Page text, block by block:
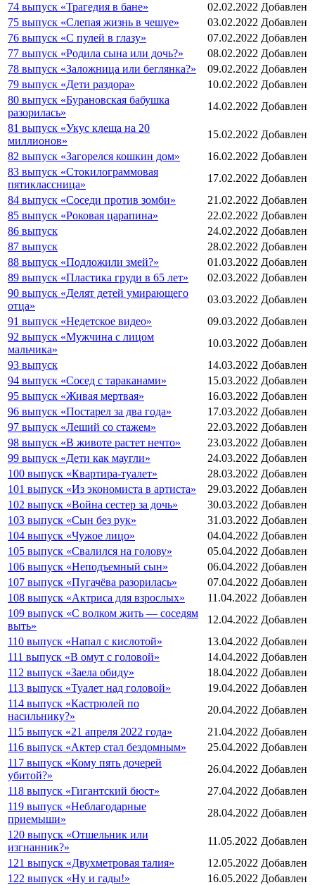
74 выпуск «Трагедия в бане» 02.02.2022 Добавлен
75 выпуск «Слепая жизнь в чешуе»
03.02.2022 Добавлен
76 выпуск «С пулей в глазу»
07.02.2022 Добавлен
77 выпуск «Родила сына или дочь?»
08.02.2022 Добавлен
78 выпуск «Заложница или беглянка?»
09.02.2022 Добавлен
79 выпуск «Дети раздора»
10.02.2022 Добавлен
80 выпуск «Бурановская бабушка
разорилась»
14.02.2022 Добавлен
81 выпуск «Укус клеща на 20
миллионов»
15.02.2022 Добавлен
82 выпуск «Загорелся кошкин дом»
16.02.2022 Добавлен
83 выпуск «Стокилограммовая
пятиклассница»
17.02.2022 Добавлен
84 выпуск «Соседи против зомби»
21.02.2022 Добавлен
85 выпуск «Роковая царапина»
22.02.2022 Добавлен
86 выпуск
24.02.2022 Добавлен
87 выпуск
28.02.2022 Добавлен
88 выпуск «Подложили змей?»
01.03.2022 Добавлен
89 выпуск «Пластика груди в 65 лет»
02.03.2022 Добавлен
90 выпуск «Делят детей умирающего
отца»
03.03.2022 Добавлен
91 выпуск «Недетское видео»
09.03.2022 Добавлен
92 выпуск «Мужчина с лицом
мальчика»
10.03.2022 Добавлен
93 выпуск
14.03.2022 Добавлен
94 выпуск «Сосед с тараканами»
15.03.2022 Добавлен
95 выпуск «Живая мертвая»
16.03.2022 Добавлен
96 выпуск «Постарел за два года»
17.03.2022 Добавлен
97 выпуск «Леший со стажем»
22.03.2022 Добавлен
98 выпуск «В животе растет нечто»
23.03.2022 Добавлен
99 выпуск «Дети как маугли»
24.03.2022 Добавлен
100 выпуск «Квартира-туалет»
28.03.2022 Добавлен
101 выпуск «Из экономиста в артиста»
29.03.2022 Добавлен
102 выпуск «Война сестер за дочь»
30.03.2022 Добавлен
103 выпуск «Сын без рук»
31.03.2022 Добавлен
104 выпуск «Чужое лицо»
04.04.2022 Добавлен
105 выпуск «Свалился на голову»
05.04.2022 Добавлен
106 выпуск «Неподъемный сын»
06.04.2022 Добавлен
107 выпуск «Пугачёва разорилась»
07.04.2022 Добавлен
108 выпуск «Актриса для взрослых»
11.04.2022 Добавлен
109 выпуск «С волком жить — соседям
выть»
12.04.2022 Добавлен
110 выпуск «Напал с кислотой»
13.04.2022 Добавлен
111 выпуск «В омут с головой»
14.04.2022 Добавлен
112 выпуск «Заела обиду»
18.04.2022 Добавлен
113 выпуск «Туалет над головой»
19.04.2022 Добавлен
114 выпуск «Кастрюлей по
насильнику?»
20.04.2022 Добавлен
115 выпуск «21 апреля 2022 года»
21.04.2022 Добавлен
116 выпуск «Актер стал бездомным»
25.04.2022 Добавлен
117 выпуск «Кому пять дочерей
убитой?»
26.04.2022 Добавлен
118 выпуск «Гигантский бюст»
27.04.2022 Добавлен
119 выпуск «Неблагодарные
приемыши»
28.04.2022 Добавлен
120 выпуск «Отшельник или
изгнанник?»
11.05.2022 Добавлен
121 выпуск «Двухметровая талия»
12.05.2022 Добавлен
122 выпуск «Ну и гады!»
16.05.2022 Добавлен